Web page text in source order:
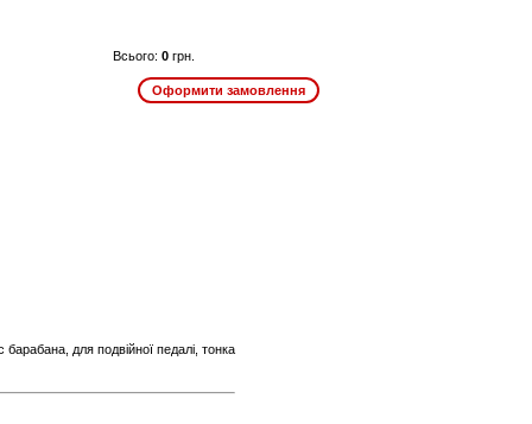
Всього: 0 грн.
для подвійної педалі, тонка